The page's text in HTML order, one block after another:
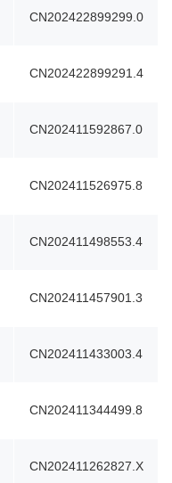
CN202422899299.0
CN202422899291.4
CN202411592867.0
CN202411526975.8
CN202411498553.4
CN202411457901.3
CN202411433003.4
CN202411344499.8
CN202411262827.X